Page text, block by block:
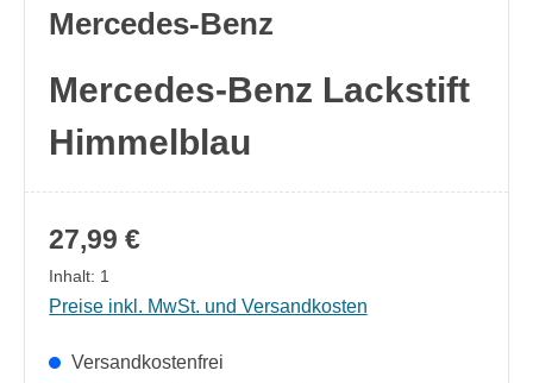
Mercedes-Benz
Mercedes-Benz Lackstift
Himmelblau
27,99 €
Inhalt: 1
Preise inkl. MwSt. und Versandkosten
Versandkostenfrei